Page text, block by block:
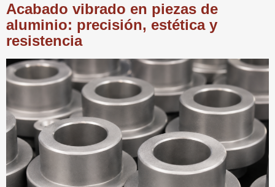
Acabado vibrado en piezas de
aluminio: precisión, estética y
resistencia